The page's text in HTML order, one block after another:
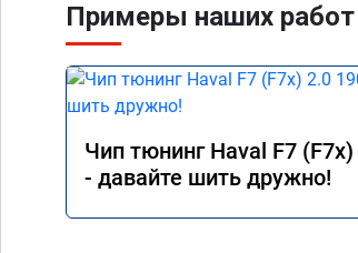
Примеры наших работ
Чип тюнинг Haval F7
- давайте шить дружно!